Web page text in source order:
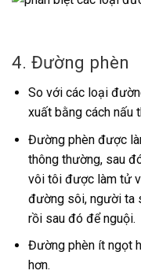
4. Đường phèn
So với các loại
xuất bằng cách nấu
Đường phèn được
thông thường, sau
vôi tôi được làm tử
đường sôi, người ta
rồi sau đó để nguội.
Đường phèn ít ngọt
hơn.